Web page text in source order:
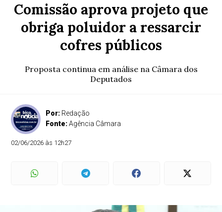
Comissão aprova projeto que
obriga poluidor a ressarcir
cofres públicos
Proposta continua em análise na Câmara dos
Deputados
Por: Redação
Fonte:Agência Câmara
02/06/2026 às 12h27